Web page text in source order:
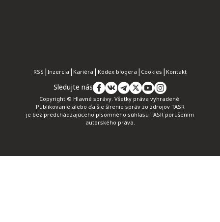
RSS Inzercia Kariéra Kódex blogera Cookies Kontakt
Sledujte nás
Copyright © Hlavné správy. Všetky práva vyhradené.
Publikovanie alebo ďalšie šírenie správ zo zdrojov TASR
je bez predchádzajúceho písomného súhlasu TASR porušením
autorského práva.